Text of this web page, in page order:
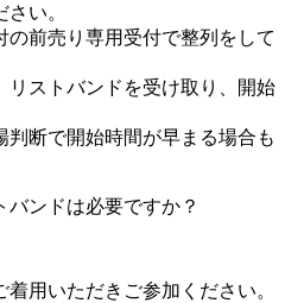
い。
の前売り専用受付で整列をして
リストバンドを受け取り、開始
断で開始時間が早まる場合も
ンドは必要ですか？
用いただきご参加ください。